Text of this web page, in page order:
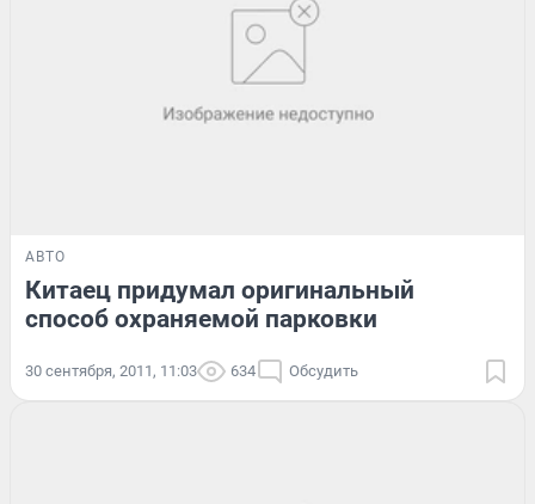
АВТО
Китаец придумал оригинальный
способ охраняемой парковки
30 сентября, 2011, 11:03 634 Обсудить